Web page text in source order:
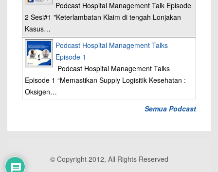
Podcast Hospital Management Talk Episode
2 Sesi#1 "Keterlambatan Klaim di tengah Lonjakan
Kasus…
Podcast Hospital Management Talks
Episode 1
Podcast Hospital Management Talks
Episode 1 “Memastikan Supply Logisitik Kesehatan :
Oksigen…
Semua Podcast
© Copyright 2012, All Rights Reserved